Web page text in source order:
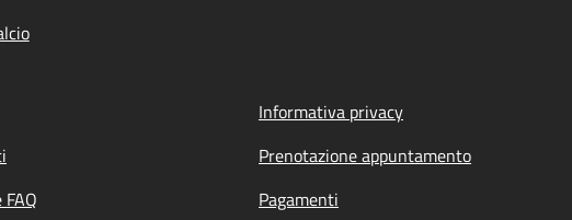
Informativa privacy
Prenotazione appuntamento
Pagamenti